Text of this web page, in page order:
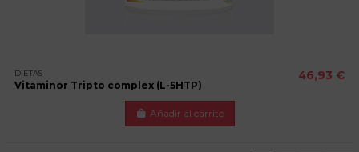
DIETAS
Vitaminor Tripto complex (L-5HTP)
46,93 €
Añadir al carrito